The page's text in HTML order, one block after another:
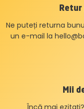
Ne puteți returna
un e-mail la
Mii
Încă mai